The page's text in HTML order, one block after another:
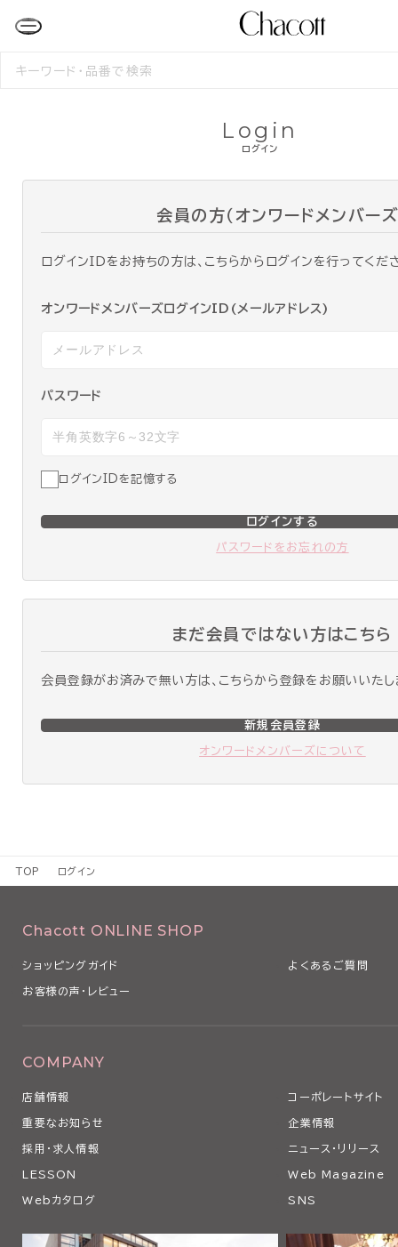
検
ログイン
Login
会員の方（オンワードメンバーズ
ログインIDをお持ちの方は、こちらからログインを行ってくだ
オンワードメンバーズログインID(メールアドレス)
パスワード
ログインIDを記憶する
ログインする
パスワードをお忘れの方
まだ会員ではない方はこちら
会員登録がお済みで無い方は、こちらから登録をお願いいたし
新規会員登録
オンワードメンバーズについて
TOP ログイン
Chacott ONLINE SHOP
ショッピングガイド よくあるご質問
お客様の声・レビュー
COMPANY
店舗情報 コーポレートサイト
重要なお知らせ 企業情報
採用・求人情報 ニュース・リリース
LESSON Web Magazine
Webカタログ SNS